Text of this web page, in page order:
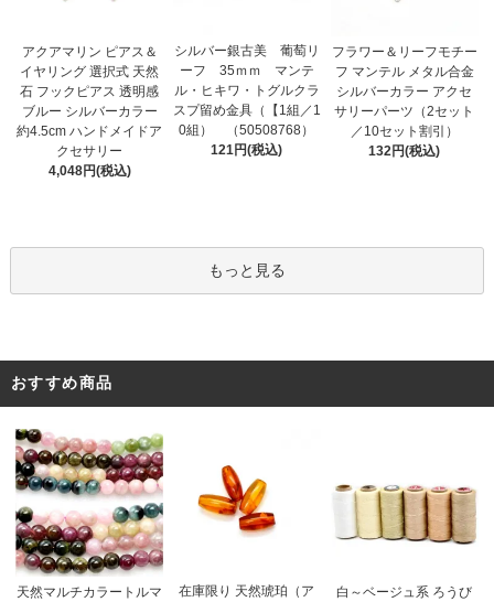
アクアマリン ピアス＆
イヤリング 選択式 天然
石 フックピアス 透明感
ブルー シルバーカラー
約4.5cm ハンドメイドア
クセサリー
4,048円(税込)
シルバー銀古美 葡萄リ
ーフ 35ｍｍ マンテ
ル・ヒキワ・トグルクラ
スプ留め金具（【1組／1
0組） （50508768）
121円(税込)
フラワー＆リーフモチー
フ マンテル メタル合金
シルバーカラー アクセ
サリーパーツ（2セット
／10セット割引）
132円(税込)
もっと見る
おすすめ商品
天然マルチカラートルマ
在庫限り 天然琥珀（ア
白～ベージュ系 ろうび